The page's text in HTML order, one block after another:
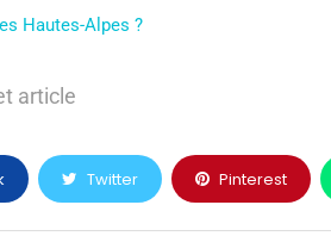
Hautes-Alpes ?
article
Twitter Pinterest